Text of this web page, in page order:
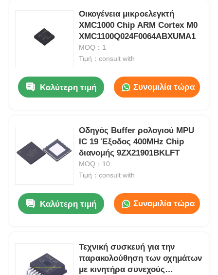
Οικογένεια μικροελεγκτή
XMC1000 Chip ARM Cortex M0
XMC1100Q024F0064ABXUMA1
MOQ：1
Τιμή：consult with
Καλύτερη τιμή Συνομιλία τώρα
Οδηγός Buffer ρολογιού MPU
IC 19 Έξοδος 400MHz Chip
διανομής 9ZX21901BKLFT
MOQ：10
Τιμή：consult with
Καλύτερη τιμή Συνομιλία τώρα
Τεχνική συσκευή για την
παρακολούθηση των οχημάτων
με κινητήρα συνεχούς